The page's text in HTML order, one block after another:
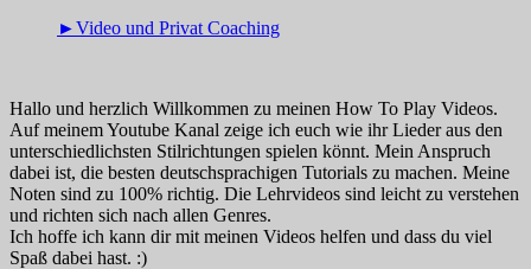
►Video und Privat Coaching
Hallo und herzlich Willkommen zu meinen How To Play Videos.
Auf meinem Youtube Kanal zeige ich euch wie ihr Lieder aus den
unterschiedlichsten Stilrichtungen spielen könnt. Mein Anspruch
dabei ist, die besten deutschsprachigen Tutorials zu machen. Meine
Noten sind zu 100% richtig. Die Lehrvideos sind leicht zu verstehen
und richten sich nach allen Genres.
Ich hoffe ich kann dir mit meinen Videos helfen und dass du viel
Spaß dabei hast. :)